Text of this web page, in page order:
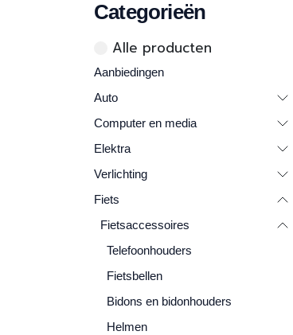
Categorieën
Alle ​​pr​oducten
Aanbiedingen
Auto
Computer en media
Elektra
Verlichting
Fiets
Fietsaccessoires
Telefoonhouders
Fietsbellen
Bidons en bidonhouders
Helmen